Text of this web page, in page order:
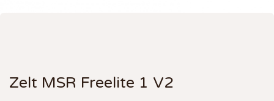
Zelt MSR Freelite 1 V2